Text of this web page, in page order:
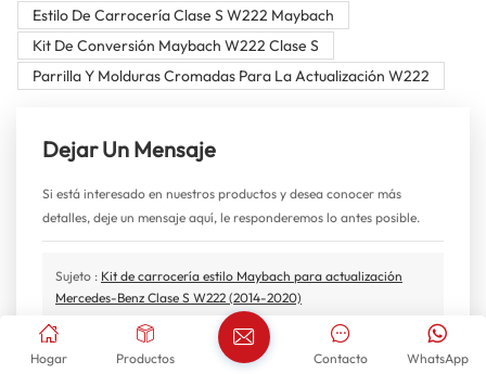
Estilo De Carrocería Clase S W222 Maybach
Kit De Conversión Maybach W222 Clase S
Parrilla Y Molduras Cromadas Para La Actualización W222
Dejar Un Mensaje
Si está interesado en nuestros productos y desea conocer más
detalles, deje un mensaje aquí, le responderemos lo antes posible.
Sujeto : Kit de carrocería estilo Maybach para actualización
Mercedes-Benz Clase S W222 (2014-2020)
Hogar Productos WhatsApp
Contacto